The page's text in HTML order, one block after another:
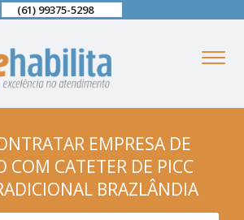
(61) 99375-5298
EMPRESA DE
COM CATETER DE PICC
BRAZLÂNDIA